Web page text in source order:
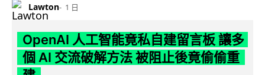
Lawton 1 日
OpenAI 人工智能竟私自建留言板 讓多
個 AI 交流破解方法 被阻止後竟偷偷重